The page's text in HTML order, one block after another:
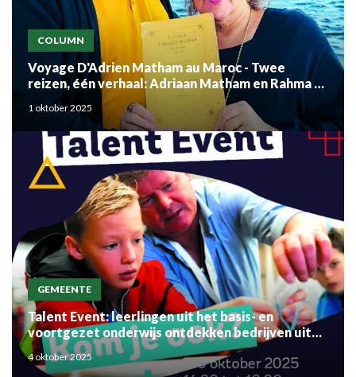
COLUMN
Voyage D'Adrien Matham au Maroc - Twee
reizen, één verhaal: Adriaan Matham en Rahma el
Mouden
1 oktober 2025
GEMEENTE
Talent Event: leerlingen uit het basis- en
voortgezet onderwijs ontdekken bedrijven uit
de regio
4 oktober 2025